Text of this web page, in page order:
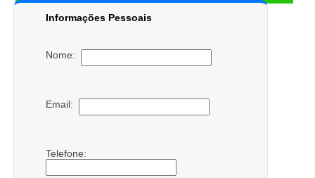
Informações Pessoais
Nome:
Email:
Telefone: